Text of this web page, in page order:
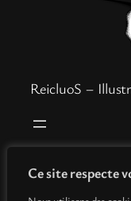
Ce site respecte
ReicluoS –
Boutique